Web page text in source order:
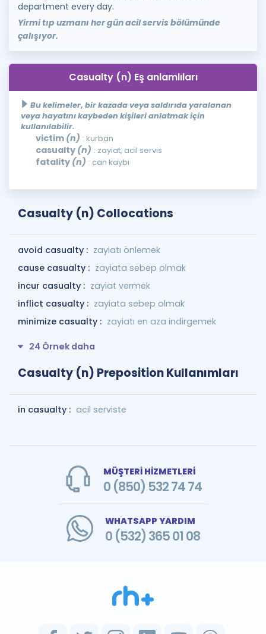
department every day.
Yirmi tıp uzmanı her gün acil servis bölümünde
çalışıyor.
Casualty (n) Eş anlamlıları
Bu kelimeler, bir kazada veya saldırıda yaralanan
veya hayatını kaybeden kişileri anlatmak için
kullanılabilir.
victim (n) : kurban
casualty (n) : zayiat, acil servis
fatality (n) : can kaybı
Casualty (n) Collocations
avoid casualty : zayiatı önlemek
cause casualty : zayiata sebep olmak
incur casualty : zayiat vermek
inflict casualty : zayiata sebep olmak
minimize casualty : zayiatı en aza indirgemek
24 Örnek daha
Casualty (n) Preposition Kullanımları
in casualty : acil serviste
MÜŞTERİ HİZMETLERİ
0 (850) 532 74 74
WHATSAPP YARDIM
0 (532) 365 01 08